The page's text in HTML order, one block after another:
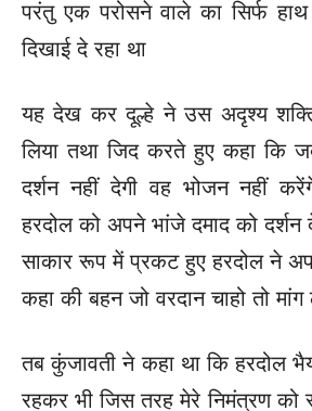
परंतु एक परोसने वाले का सिर्फ
दिखाई दे रहा था
यह देख कर दूल्हे ने उस अदृश्य
लिया तथा जिद करते हुए कहा कि
दर्शन नहीं देगी वह भोजन नहीं
हरदोल को अपने भांजे दमाद को दर्शन
साकार रूप में प्रकट हुए हरदोल ने
कहा की बहन जो वरदान चाहो तो मांग
तब कुंजावती ने कहा था कि हरदोल
रहकर भी जिस तरह मेरे निमंत्रण को